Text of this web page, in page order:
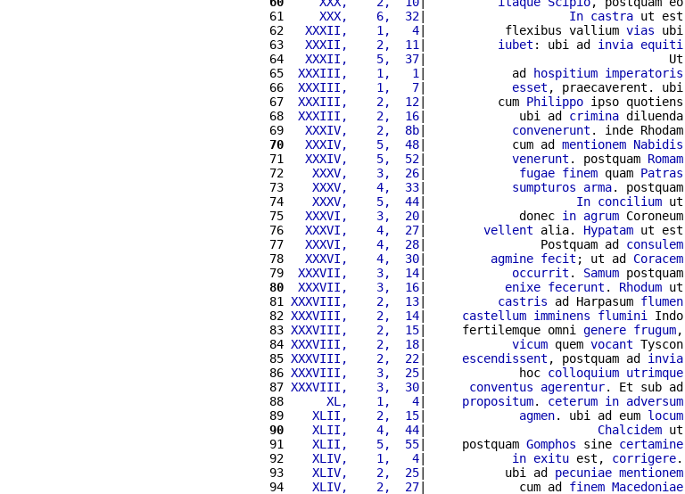
61
    XXX,    6,  32
| In castra ut est
62
  XXXII,    1,   4
|           flexibus vallium vias ubi
63
  XXXII,    2,  11
| iubet : ubi ad invia equiti
64
  XXXII,    5,  37
|                                  Ut
65
XXXIII,    1,   1 |            ad hospitium imperatoris
66
XXXIII,    1,   7| esset , praecaverent. ubi
67
XXXIII,    2,  12|          cum Philippo ipso quotiens
68
XXXIII,    2,  16|             ubi ad crimina diluenda
69
  XXXIV,    2,  8b
| convenerunt . inde Rhodam
70
  XXXIV,    5,  48
|            cum ad mentionem Nabidis
71
  XXXIV,    5,  52
| venerunt . postquam Romam
72
   XXXV,    3,  26
| fugae finem quam Patras
73
   XXXV,    4,  33
| sumpturos arma. postquam
74
   XXXV,    5,  44
| In concilium ut
75
  XXXVI,    3,  20
|             donec in agrum Coroneum
76
  XXXVI,    4,  27
| vellent alia. Hypatam ut est
77
  XXXVI,    4,  28
|                Postquam ad consulem
78
  XXXVI,    4,  30
| agmine fecit ; ut ad Coracem
79
XXXVII,    3,  14| occurrit . Samum postquam
80
XXXVII,    3,  16| enixe fecerunt . Rhodum ut
81 XXXVIII,    2,  13| castris ad Harpasum flumen
82 XXXVIII,    2,  14| castellum imminens flumini Indo
83 XXXVIII,    2,  15|     fertilemque omni genere frugum,
84 XXXVIII,    2,  18| vicum quem vocant Tyscon
85 XXXVIII,    2,  22| escendissent , postquam ad invia
86 XXXVIII,    3,  25|             hoc colloquium utrimque
87 XXXVIII,    3,  30| conventus agerentur. Et sub ad
88
     XL,    1,   4
| propositum. ceterum in adversum
89
   XLII,    2,  15
| agmen. ubi ad eum locum
90
   XLII,    4,  44
| Chalcidem ut
91
   XLII,    5,  55
|     postquam Gomphos sine certamine
92
   XLIV,    1,   4
| in exitu est, corrigere.
93
   XLIV,    2,  25
|           ubi ad pecuniae mentionem
94
   XLIV,    2,  27
|             cum ad finem Macedoniae